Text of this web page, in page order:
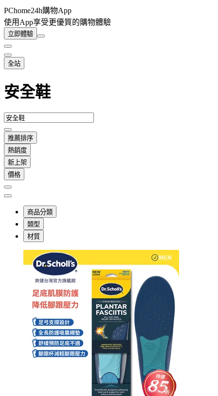
PChome24h購物App
使用App享受更優質的購物體驗
立即體驗
全站
安全鞋
推薦排序
熱銷度
新上架
價格
商品分類
類型
材質